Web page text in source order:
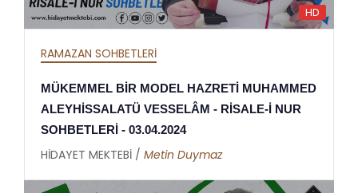
HD
RAMAZAN SOHBETLERİ
MÜKEMMEL BİR MODEL HAZRETİ MUHAMMED
ALEYHİSSALATÜ VESSELÂM - RİSALE-İ NUR
SOHBETLERİ - 03.04.2024
HİDAYET MEKTEBİ / Metin Duymaz